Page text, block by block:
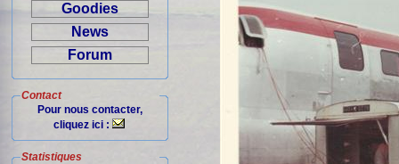
Goodies
News
Forum
Contact
Pour nous contacter,
cliquez ici :
Statistiques